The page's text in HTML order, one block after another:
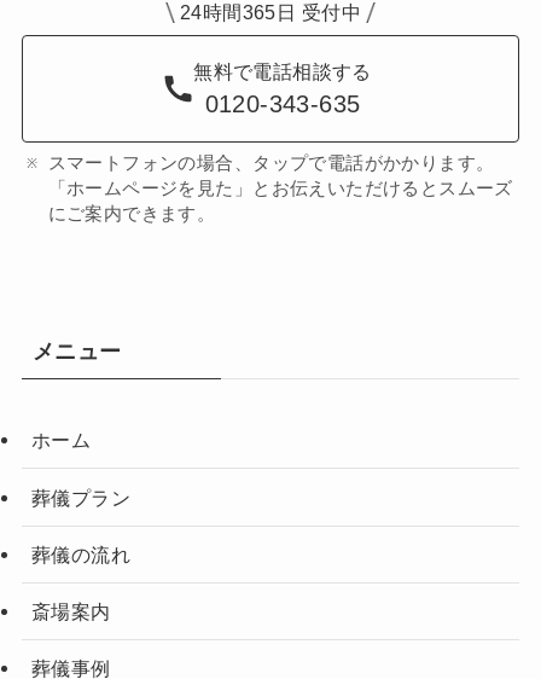
24時間365日 受付中
無料で電話相談する
0120-343-635
スマートフォンの場合、タップで電話がかかります。
「ホームページを見た」とお伝えいただけるとスムーズ
にご案内できます。
メニュー
ホーム
葬儀プラン
葬儀の流れ
斎場案内
葬儀事例